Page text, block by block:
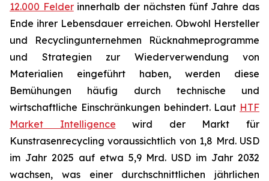
12.000 Felderinnerhalb der nächsten fünf Jahre das
Ende ihrer Lebensdauer erreichen. Obwohl Hersteller
und Recyclingunternehmen Rücknahmeprogramme
und Strategien zur Wiederverwendung von
Materialien eingeführt haben, werden diese
Bemühungen häufig durch technische und
wirtschaftliche Einschränkungen behindert. Laut HTF
Market Intelligence wird der Markt für
Kunstrasenrecycling voraussichtlich von 1,8 Mrd. USD
im Jahr 2025 auf etwa 5,9 Mrd. USD im Jahr 2032
wachsen, was einer durchschnittlichen jährlichen